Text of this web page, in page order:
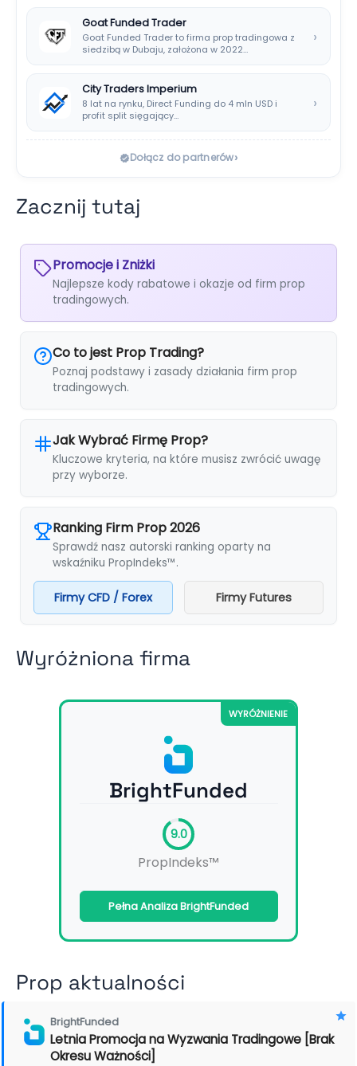
Goat Funded Trader
Goat Funded Trader to firma prop tradingowa z
siedzibą w Dubaju, założona w 2022…
›
City Traders Imperium
8 lat na rynku, Direct Funding do 4 mln USD i
profit split sięgający…
›
Dołącz do partnerów›
Zacznij tutaj
Promocje i Zniżki
Najlepsze kody rabatowe i okazje od firm prop
tradingowych.
Co to jest Prop Trading?
Poznaj podstawy i zasady działania firm prop
tradingowych.
Jak Wybrać Firmę Prop?
Kluczowe kryteria, na które musisz zwrócić uwagę
przy wyborze.
Ranking Firm Prop 2026
Sprawdź nasz autorski ranking oparty na
wskaźniku PropIndeks™.
Firmy CFD / Forex Firmy Futures
Wyróżniona firma
WYRÓŻNIENIE
BrightFunded
9.0
PropIndeks™
Pełna Analiza BrightFunded
Prop aktualności
BrightFunded
Letnia Promocja na Wyzwania Tradingowe [Brak
Okresu Ważności]